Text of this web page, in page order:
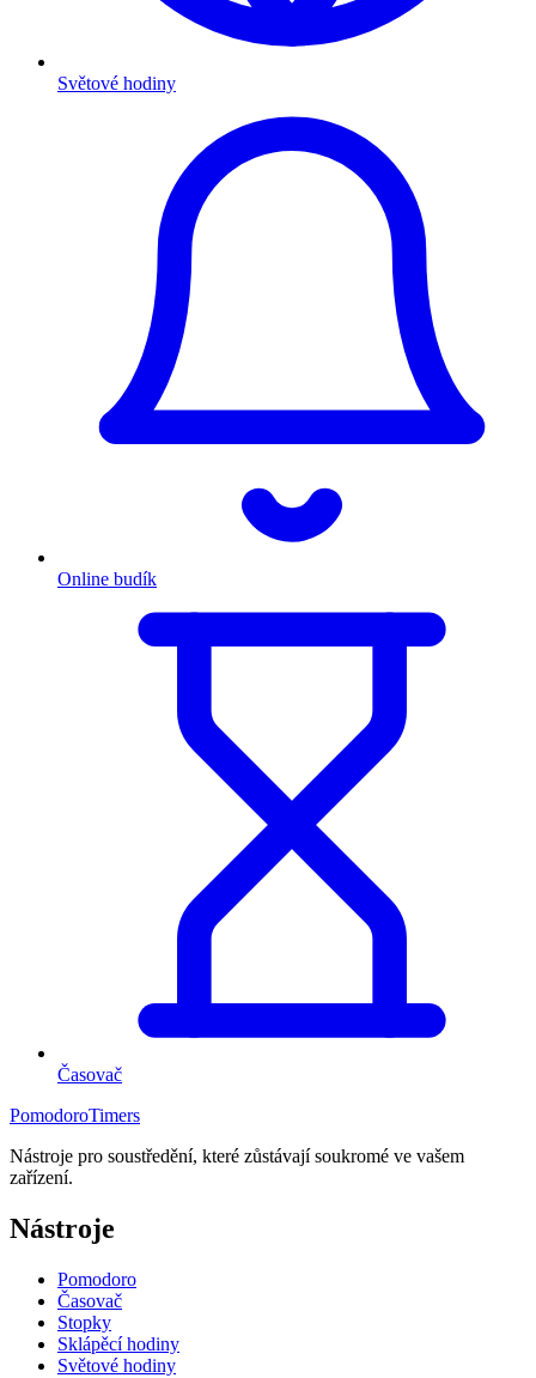
Světové hodiny
Online budík
Časovač
PomodoroTimers
Nástroje pro soustředění, které zůstávají soukromé ve vašem
zařízení.
Nástroje
Pomodoro
Časovač
Stopky
Sklápěcí hodiny
Světové hodiny